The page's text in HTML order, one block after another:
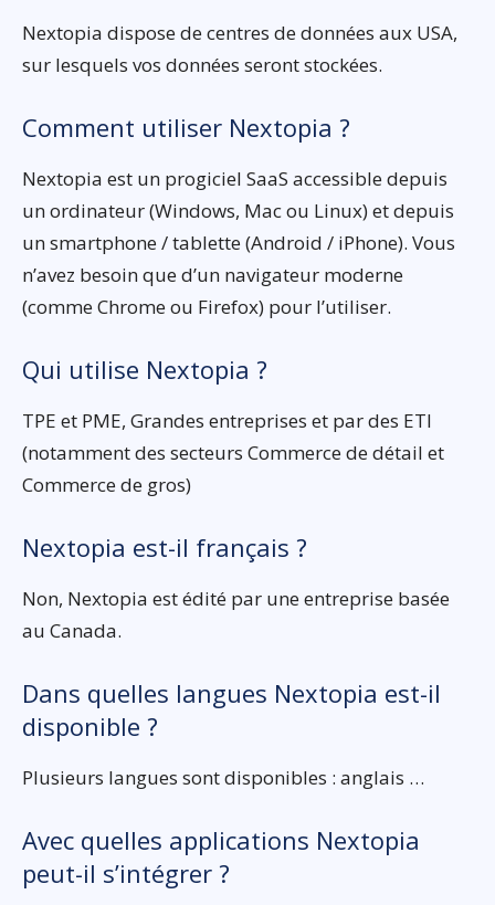
Nextopia dispose de centres de données aux USA,
sur lesquels vos données seront stockées.
Comment utiliser Nextopia ?
Nextopia est un progiciel SaaS accessible depuis
un ordinateur (Windows, Mac ou Linux) et depuis
un smartphone / tablette (Android / iPhone). Vous
n’avez besoin que d’un navigateur moderne
(comme Chrome ou Firefox) pour l’utiliser.
Qui utilise Nextopia ?
TPE et PME, Grandes entreprises et par des ETI
(notamment des secteurs Commerce de détail et
Commerce de gros)
Nextopia est-il français ?
Non, Nextopia est édité par une entreprise basée
au Canada.
Dans quelles langues Nextopia est-il
disponible ?
Plusieurs langues sont disponibles : anglais …
Avec quelles applications Nextopia
peut-il s’intégrer ?